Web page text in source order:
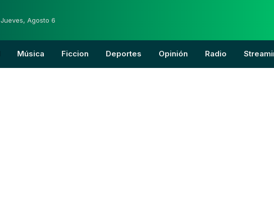
Jueves, Agosto 6
Música Ficcion Deportes Opinión Radio